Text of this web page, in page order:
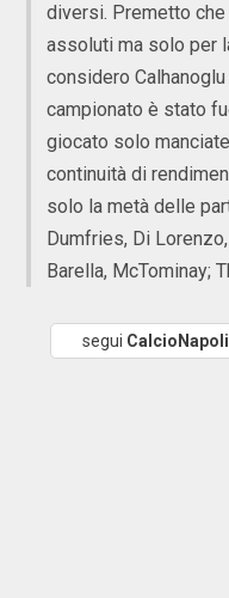
diversi. Premetto
assoluti ma solo per
considero
campionato è stato
giocato solo
continuità di
solo la metà delle
Dumfries, Di
Barella, McTominay;
segui